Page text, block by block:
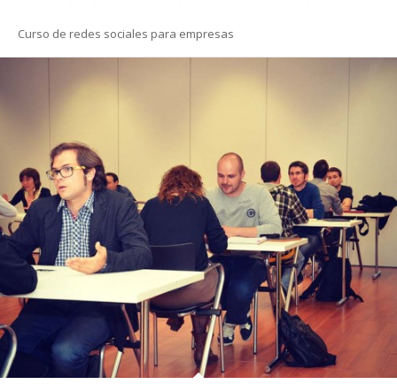
Curso de redes sociales para empresas